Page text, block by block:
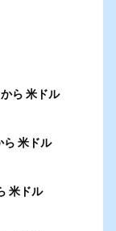
ら 米ドル
米ドル
米ドル